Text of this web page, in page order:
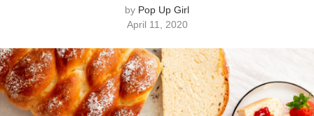
by Pop Up Girl
April 11, 2020